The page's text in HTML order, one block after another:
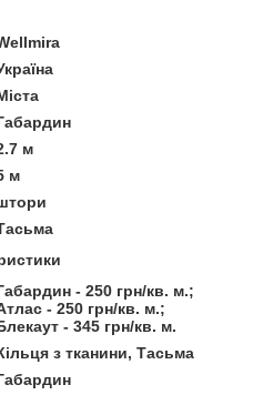
м
м
- 250 грн/кв. м.;
- 250 грн/кв. м.;
- 345 грн/кв. м.
з тканини, Тасьма